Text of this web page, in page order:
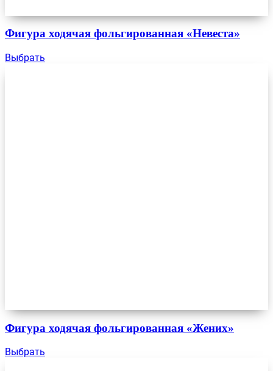
Фигура ходячая фольгированная «Невеста»
Выбрать
Фигура ходячая фольгированная «Жених»
Выбрать